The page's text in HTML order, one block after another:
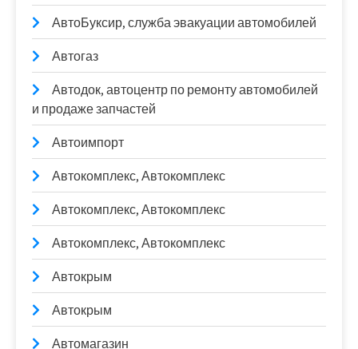
АвтоБуксир, служба эвакуации автомобилей
Автогаз
Автодок, автоцентр по ремонту автомобилей
и продаже запчастей
Автоимпорт
Автокомплекс, Автокомплекс
Автокомплекс, Автокомплекс
Автокомплекс, Автокомплекс
Автокрым
Автокрым
Автомагазин